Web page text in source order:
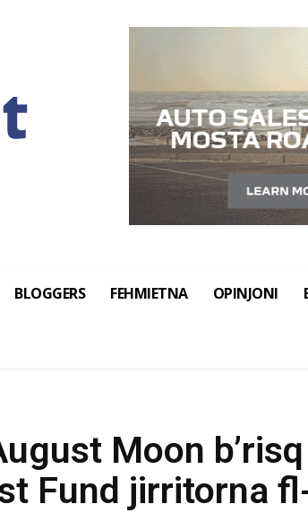
BLOGGERS FEHMIETNA OPINJONI
Moon
Fund jirritorna